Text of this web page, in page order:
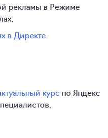
рекламы в Режиме
в Директе
курс по Яндекс